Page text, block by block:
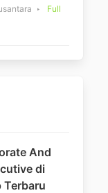
Full
And
di
Terbaru